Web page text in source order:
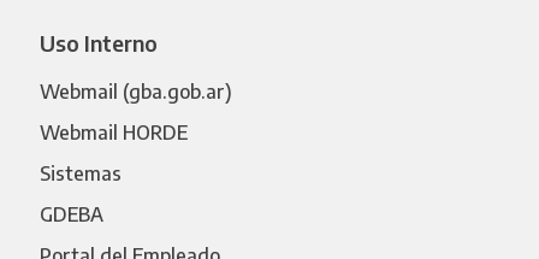
Uso Interno
Webmail (gba.gob.ar)
Webmail HORDE
Sistemas
GDEBA